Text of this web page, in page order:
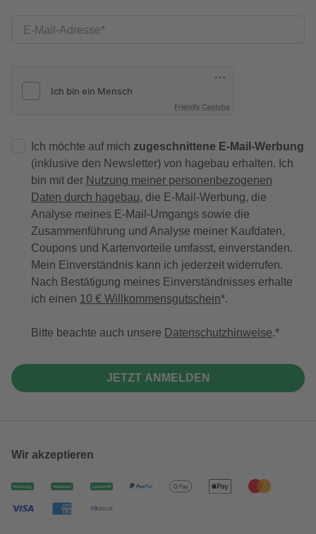
E-Mail-Adresse
Friendly Captcha
Ich möchte auf mich zugeschnittene E-Mail-Werbung
(inklusive den Newsletter) von hagebau erhalten. Ich
bin mit der Nutzung meiner personenbezogenen
Daten durch hagebau, die E-Mail-Werbung, die
Analyse meines E-Mail-Umgangs sowie die
Zusammenführung und Analyse meiner Kaufdaten,
Coupons und Kartenvorteile umfasst, einverstanden.
Mein Einverständnis kann ich jederzeit widerrufen.
Nach Bestätigung meines Einverständnisses erhalte
ich einen 10 € Willkommensgutschein*.
Bitte beachte auch unsere Datenschutzhinweise.
JETZT ANMELDEN
Wir akzeptieren